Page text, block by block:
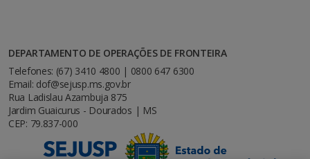
DEPARTAMENTO DE OPERAÇÕES DE FRONTEIRA
Telefones: (67) 3410 4800 | 0800 647 6300
Email: dof@sejusp.ms.gov.br
Rua Ladislau Azambuja 875
Jardim Guaicurus - Dourados | MS
CEP: 79.837-000